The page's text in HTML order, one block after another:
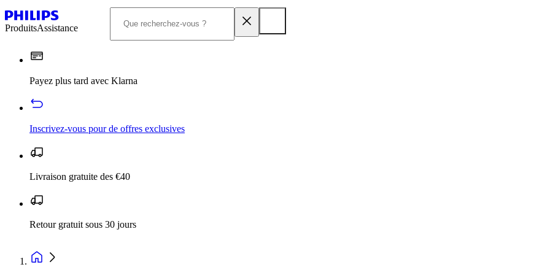
ProduitsAssistance
Payez plus tard avec Klarna
Inscrivez‑vous pour de offres exclusives
Livraison gratuite des €40
Retour gratuit sous 30 jours